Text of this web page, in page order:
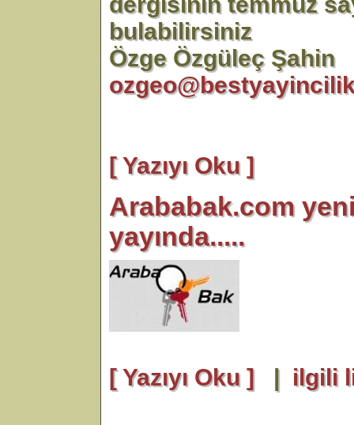
bulabilirsiniz
Özge Özgüleç Şahin
[ Yazıyı Oku ]
Arababak.com
yayında.....
[ Yazıyı Oku ]| ilgili